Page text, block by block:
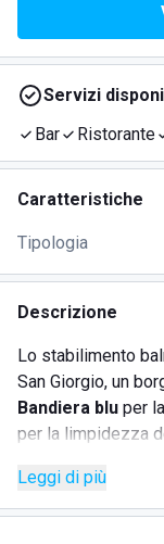
Servizi
Bar
Ristorante
Caratteristiche
Tipologia
Descrizione
Lo stabilimento
San Giorgio, un
Bandiera blu per
per la limpidezza
giocare in riva, la
che segnala le
Leggi di più